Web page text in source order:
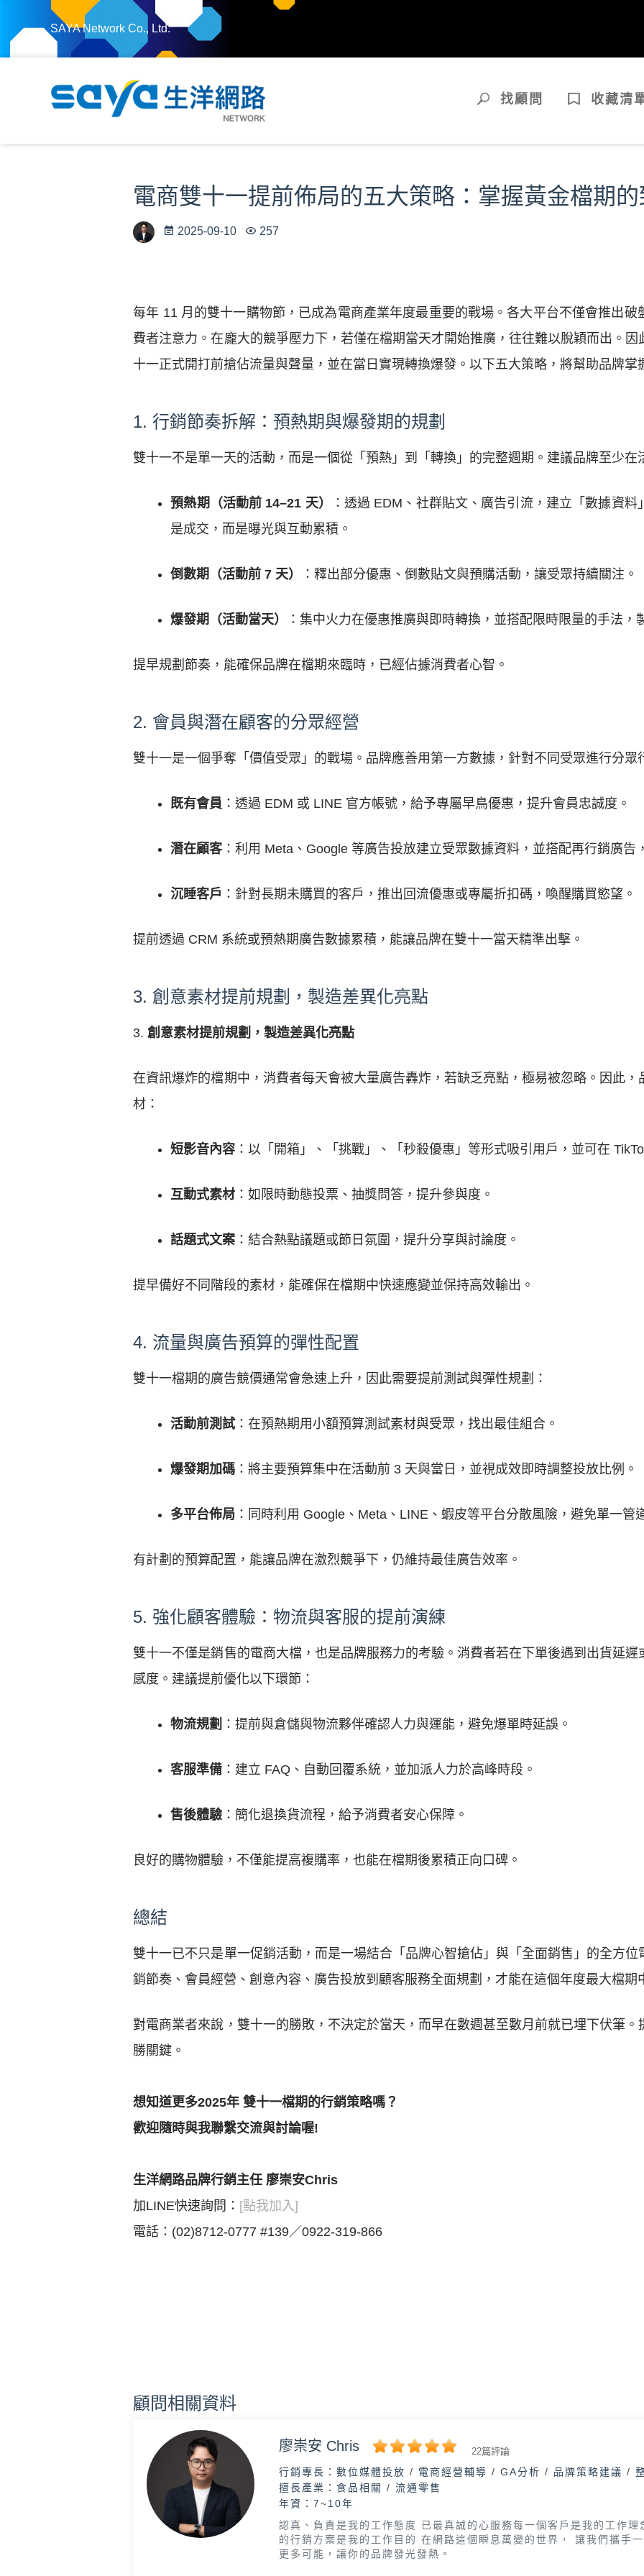
SAYA Network Co., Ltd.
找顧問 收藏清
電商雙十一提前佈局的五大策略：掌握黃金檔期
2025-09-10 257
每年 11 月的雙十一購物節，已成為電商產業年度最重要的戰場。各大平台不僅會推出破
費者注意力。在龐大的競爭壓力下，若僅在檔期當天才開始推廣，往往難以脫穎而出。
十一正式開打前搶佔流量與聲量，並在當日實現轉換爆發。以下五大策略，將幫助品牌掌
1. 行銷節奏拆解：預熱期與爆發期的規劃
雙十一不是單一天的活動，而是一個從「預熱」到「轉換」的完整週期。建議品牌至少在
預熱期（活動前 14–21 天）
：透過 EDM、社群貼文、廣告引流，建立「數據資
是成交，而是曝光與互動累積。
倒數期（活動前 7 天） ：釋出部分優惠、倒數貼文與預購活動，讓受眾持續關注。
爆發期（活動當天） ：集中火力在優惠推廣與即時轉換，並搭配限時限量的手法，
提早規劃節奏，能確保品牌在檔期來臨時，已經佔據消費者心智。
2. 會員與潛在顧客的分眾經營
雙十一是一個爭奪「價值受眾」的戰場。品牌應善用第一方數據，針對不同受眾進行分眾
既有會員 ：透過 EDM 或 LINE 官方帳號，給予專屬早鳥優惠，提升會員忠誠度。
潛在顧客：利用 Meta、Google 等廣告投放建立受眾數據資料，並搭配再行銷廣告
沉睡客戶 ：針對長期未購買的客戶，推出回流優惠或專屬折扣碼，喚醒購買慾望。
提前透過 CRM 系統或預熱期廣告數據累積，能讓品牌在雙十一當天精準出擊。
3. 創意素材提前規劃，製造差異化亮點
3.創意素材提前規劃，製造差異化亮點
在資訊爆炸的檔期中，消費者每天會被大量廣告轟炸，若缺乏亮點，極易被忽略。因此
材：
短影音內容 ：以「開箱」、「挑戰」、「秒殺優惠」等形式吸引用戶，並可在
互動式素材 ：如限時動態投票、抽獎問答，提升參與度。
話題式文案 ：結合熱點議題或節日氛圍，提升分享與討論度。
提早備好不同階段的素材，能確保在檔期中快速應變並保持高效輸出。
4. 流量與廣告預算的彈性配置
雙十一檔期的廣告競價通常會急速上升，因此需要提前測試與彈性規劃：
活動前測試 ：在預熱期用小額預算測試素材與受眾，找出最佳組合。
爆發期加碼 ：將主要預算集中在活動前 3 天與當日，並視成效即時調整投放比例。
多平台佈局 ：同時利用 Google、Meta、LINE、蝦皮等平台分散風險，避免單一管
有計劃的預算配置，能讓品牌在激烈競爭下，仍維持最佳廣告效率。
5. 強化顧客體驗：物流與客服的提前演練
雙十一不僅是銷售的電商大檔，也是品牌服務力的考驗。消費者若在下單後遇到出貨延
感度。建議提前優化以下環節：
物流規劃 ：提前與倉儲與物流夥伴確認人力與運能，避免爆單時延誤。
客服準備 ：建立 FAQ、自動回覆系統，並加派人力於高峰時段。
售後體驗 ：簡化退換貨流程，給予消費者安心保障。
良好的購物體驗，不僅能提高複購率，也能在檔期後累積正向口碑。
總結
雙十一已不只是單一促銷活動，而是一場結合「品牌心智搶佔」與「全面銷售」的全方
銷節奏、會員經營、創意內容、廣告投放到顧客服務全面規劃，才能在這個年度最大檔期
對電商業者來說，雙十一的勝敗，不決定於當天，而早在數週甚至數月前就已埋下伏筆
勝關鍵。
想知道更多2025年 雙十一檔期的行銷策略嗎？
歡迎隨時與我聯繫交流與討論喔!
生洋網路品牌行銷主任 廖崇安Chris
加LINE快速詢問： [點我加入]
電話：(02)8712-0777 #139／0922-319-866
顧問相關資料
廖崇安 Chris 22篇評論
行銷專長： 數位媒體投放 / 電商經營輔導 / GA分析 / 品牌策略建議 /
擅長產業： 食品相關 / 流通零售
年資：7~10年
認真、負責是我的工作態度 已最真誠的心服務每一個客戶是我的工作
的行銷方案是我的工作目的 在網路這個瞬息萬變的世界， 讓我們攜手
更多可能，讓你的品牌發光發熱。